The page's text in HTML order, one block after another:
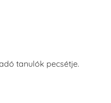
tanulók pecsétje.